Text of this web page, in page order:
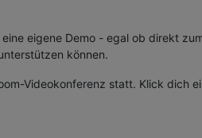
eigene Demo - egal ob direkt
können.
Videokonferenz statt. Klick dich